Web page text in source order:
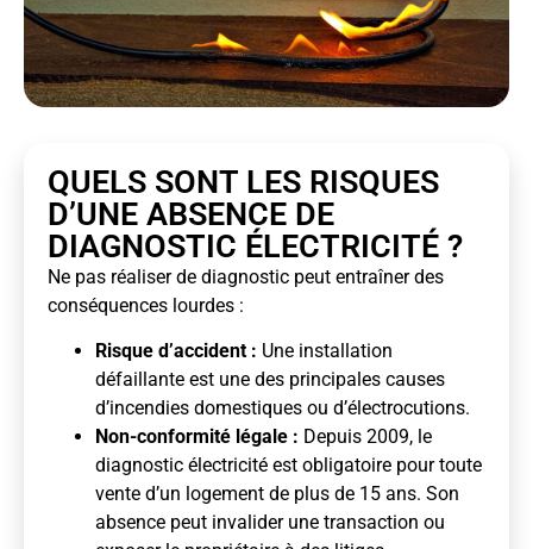
QUELS SONT LES RISQUES
D’UNE ABSENCE DE
DIAGNOSTIC ÉLECTRICITÉ ?
Ne pas réaliser de diagnostic peut entraîner des
conséquences lourdes :
Risque d’accident : Une installation
défaillante est une des principales causes
d’incendies domestiques ou d’électrocutions.
Non-conformité légale : Depuis 2009, le
diagnostic électricité est obligatoire pour toute
vente d’un logement de plus de 15 ans. Son
absence peut invalider une transaction ou